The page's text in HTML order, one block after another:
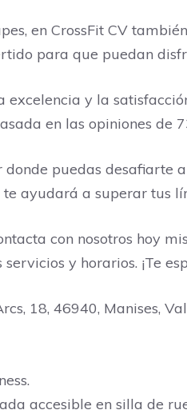
en CrossFit CV
para que puedan
excelencia y la
en las opiniones de
puedas desafiarte
ayudará a superar tus
con nosotros hoy
y horarios. ¡Te
18, 46940, Manises,
accesible en silla de